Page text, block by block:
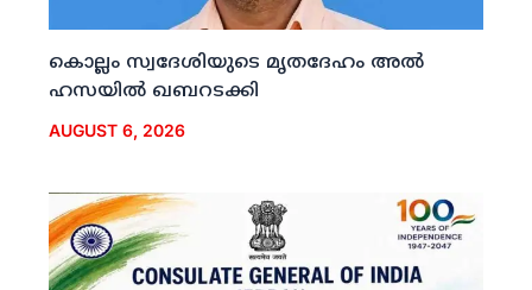
കൊല്ലം സ്വദേശിയുടെ മൃതദേഹം അല്‍
ഹസയില്‍ ഖബറടക്കി
AUGUST 6, 2026